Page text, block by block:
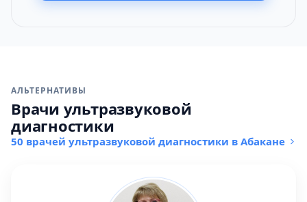
АЛЬТЕРНАТИВЫ
Врачи ультразвуковой
диагностики
50 врачей ультразвуковой диагностики в Абакане